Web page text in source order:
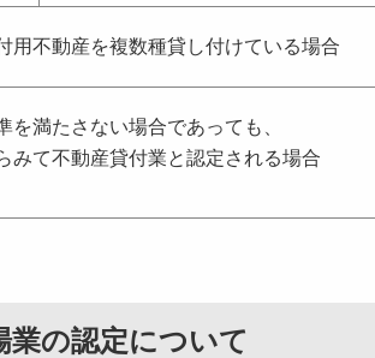
用不動産を複数種貸し付けている場合
を満たさない場合であっても、
みて不動産貸付業と認定される場合
業の認定について